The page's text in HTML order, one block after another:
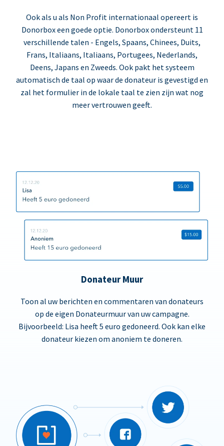
Ook als u als Non Profit internationaal opereert is
Donorbox een goede optie. Donorbox ondersteunt 11
verschillende talen - Engels, Spaans, Chinees, Duits,
Frans, Italiaans, Italiaans, Portugees, Nederlands,
Deens, Japans en Zweeds. Ook pakt het systeem
automatisch de taal op waar de donateur is gevestigd en
zal het formulier in de lokale taal te zien zijn wat nog
meer vertrouwen geeft.
Donateur Muur
Toon al uw berichten en commentaren van donateurs
op de eigen Donateurmuur van uw campagne.
Bijvoorbeeld: Lisa heeft 5 euro gedoneerd. Ook kan elke
donateur kiezen om anoniem te doneren.